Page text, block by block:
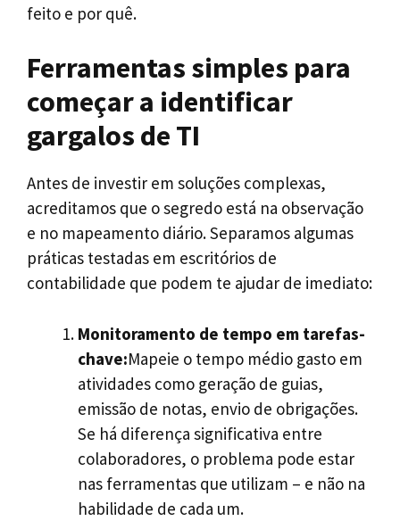
feito e por quê.
Ferramentas simples para
começar a identificar
gargalos de TI
Antes de investir em soluções complexas,
acreditamos que o segredo está na observação
e no mapeamento diário. Separamos algumas
práticas testadas em escritórios de
contabilidade que podem te ajudar de imediato:
Monitoramento de tempo em tarefas-
chave:Mapeie o tempo médio gasto em
atividades como geração de guias,
emissão de notas, envio de obrigações.
Se há diferença significativa entre
colaboradores, o problema pode estar
nas ferramentas que utilizam – e não na
habilidade de cada um.